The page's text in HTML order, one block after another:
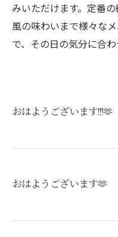
みいただけます。定番
風の味わいまで様々な
で、その日の気分に合
おはようございます!!!🫶
おはようございます🫶